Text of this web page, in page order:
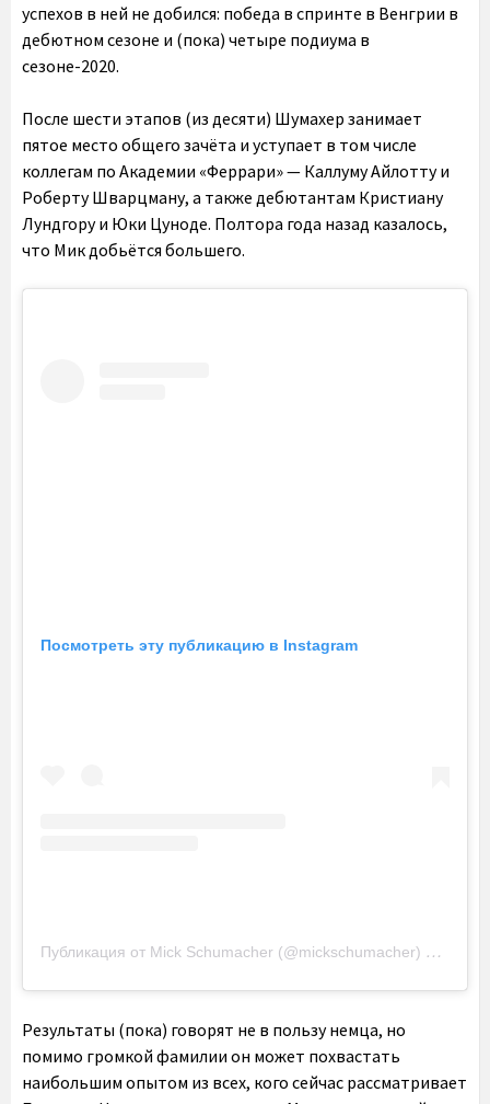
успехов в ней не добился: победа в спринте в Венгрии в
дебютном сезоне и (пока) четыре подиума в
сезоне-2020.
После шести этапов (из десяти) Шумахер занимает
пятое место общего зачёта и уступает в том числе
коллегам по Академии «Феррари» — Каллуму Айлотту и
Роберту Шварцману, а также дебютантам Кристиану
Лундгору и Юки Цуноде. Полтора года назад казалось,
что Мик добьётся большего.
Посмотреть эту публикацию в Instagram
Публикация от Mick Schumacher (@mickschumacher) 16 Июл
Результаты (пока) говорят не в пользу немца, но
помимо громкой фамилии он может похвастать
наибольшим опытом из всех, кого сейчас рассматривает